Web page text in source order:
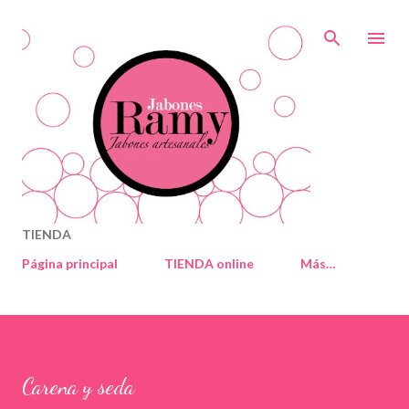
TIENDA
Página principal
TIENDA online Más…
Carena y seda